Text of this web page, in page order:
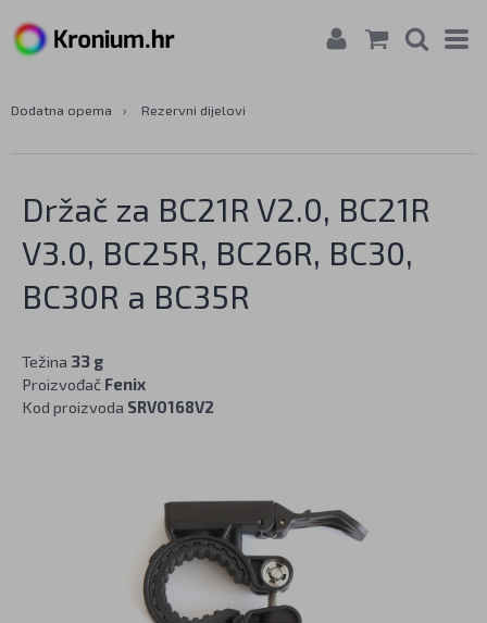
Dodatna opema › Rezervni dijelovi
Držač za BC21R V2.0, BC21R
V3.0, BC25R, BC26R, BC30,
BC30R a BC35R
Težina 33 g
Proizvođač Fenix
Kod proizvoda SRV0168V2